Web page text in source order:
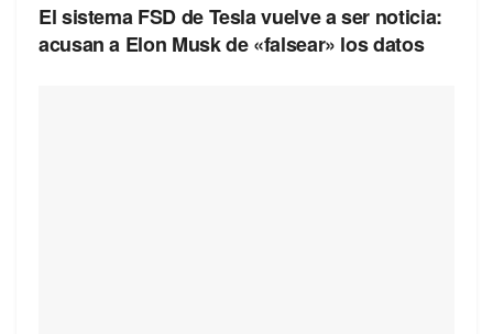
El sistema FSD de Tesla vuelve a ser noticia:
acusan a Elon Musk de «falsear» los datos